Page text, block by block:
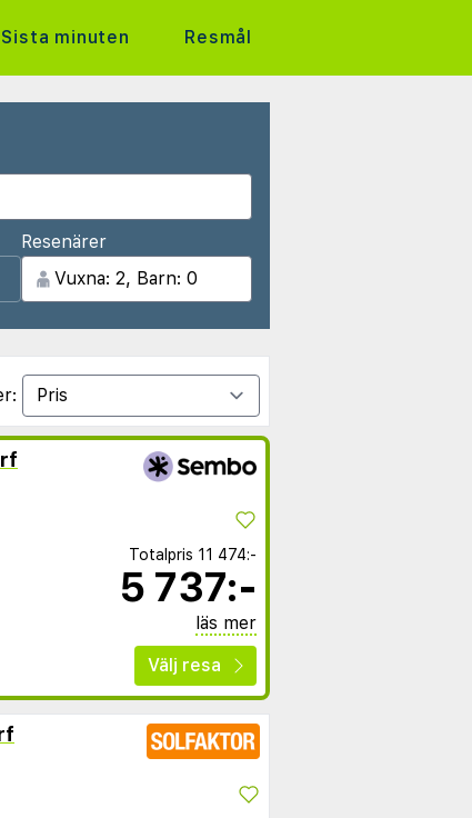
Sista minuten Resmål
Resenärer
Totalpris 11 474:-
5 737:-
läs mer
Välj resa